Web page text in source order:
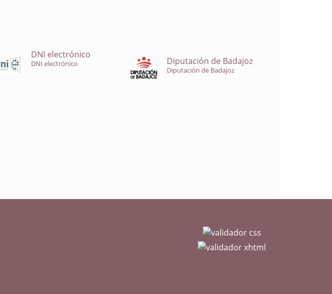
DNI electrónico
DNI electrónico Diputación de Badajoz
Diputación de Badajoz